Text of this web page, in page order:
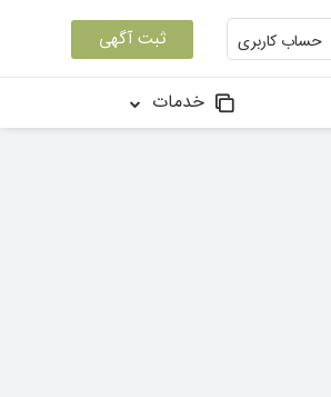
حساب کاربری ثبت آگهی
خدمات